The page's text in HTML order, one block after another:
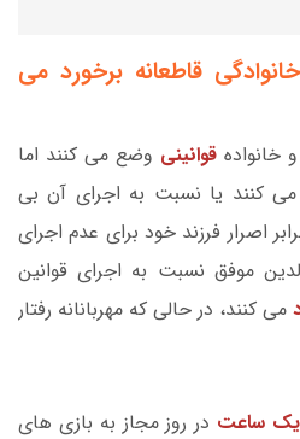
قاطعانه برخورد می
خانواده قوانینی وضع می کنند اما
کنند یا نسبت به اجرای آن بی
اصرار فرزند خود برای عدم اجرای
موفق نسبت به اجرای قوانین
می کنند، در حالی که مهربانانه رفتار
ساعت در روز مجاز به بازی های